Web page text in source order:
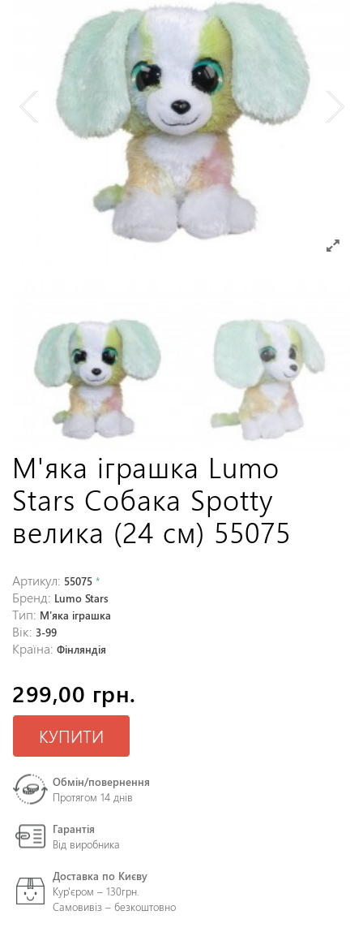
М'яка іграшка Lumo
Stars Собака Spotty
велика (24 см) 55075
Артикул: 55075 *
Бренд: Lumo Stars
Тип: М'яка іграшка
Вік: 3-99
Країна: Фінляндія
299,00 грн.
КУПИТИ
Обмін/повернення
Протягом 14 днів
Гарантія
Від виробника
Доставка по Києву
Кур'єром – 130грн.
Самовивіз – безкоштовно